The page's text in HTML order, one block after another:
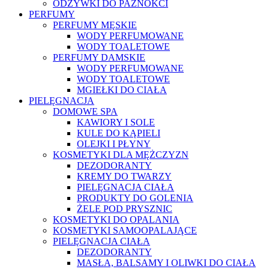
ODŻYWKI DO PAZNOKCI
PERFUMY
PERFUMY MĘSKIE
WODY PERFUMOWANE
WODY TOALETOWE
PERFUMY DAMSKIE
WODY PERFUMOWANE
WODY TOALETOWE
MGIEŁKI DO CIAŁA
PIELĘGNACJA
DOMOWE SPA
KAWIORY I SOLE
KULE DO KĄPIELI
OLEJKI I PŁYNY
KOSMETYKI DLA MĘŻCZYZN
DEZODORANTY
KREMY DO TWARZY
PIELĘGNACJA CIAŁA
PRODUKTY DO GOLENIA
ŻELE POD PRYSZNIC
KOSMETYKI DO OPALANIA
KOSMETYKI SAMOOPALAJĄCE
PIELĘGNACJA CIAŁA
DEZODORANTY
MASŁA, BALSAMY I OLIWKI DO CIAŁA